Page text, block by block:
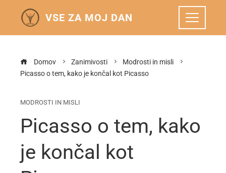
VSE ZA MOJ DAN
Domov Zanimivosti
Modrosti in misli
Picasso o tem, kako je končal kot Picasso
MODROSTI IN MISLI
Picasso o tem, kako
je končal kot